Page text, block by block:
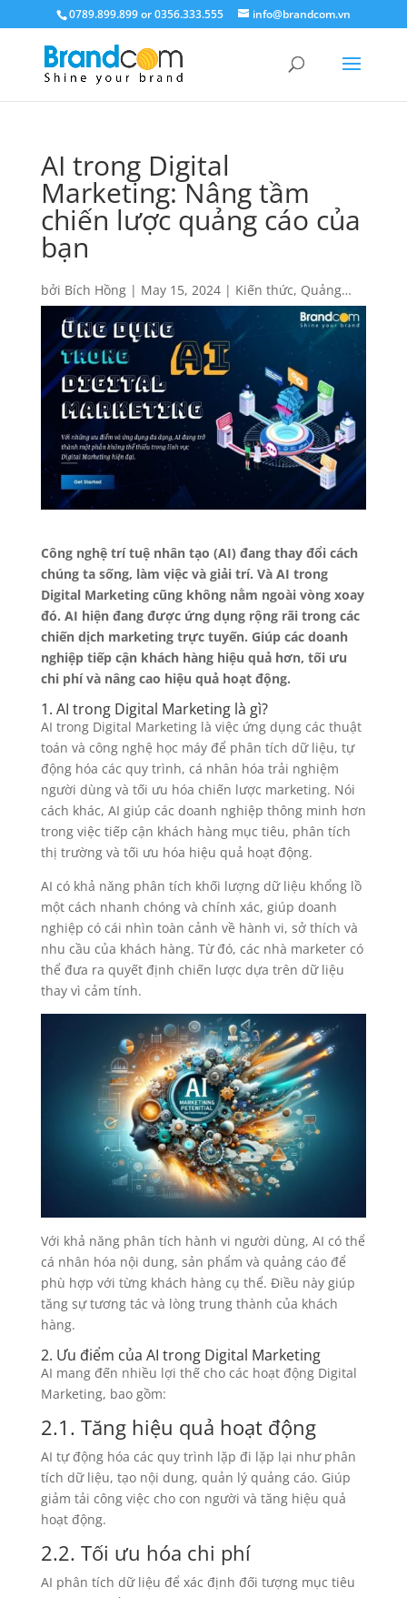
0789.899.899 or 0356.333.555 info@brandcom.vn
AI trong Digital
Marketing: Nâng tầm
chiến lược quảng cáo của
bạn
bởi Bích Hồng| May 15, 2024| Kiến thức, Quảng
cáo,Quảng cáo|0 Lời bình
Công nghệ trí tuệ nhân tạo (AI) đang thay đổi cách
chúng ta sống, làm việc và giải trí. Và AI trong
Digital Marketing cũng không nằm ngoài vòng xoay
đó. AI hiện đang được ứng dụng rộng rãi trong các
chiến dịch marketing trực tuyến. Giúp các doanh
nghiệp tiếp cận khách hàng hiệu quả hơn, tối ưu
chi phí và nâng cao hiệu quả hoạt động.
1. AI trong Digital Marketing là gì?
AI trong Digital Marketing là việc ứng dụng các thuật
toán và công nghệ học máy để phân tích dữ liệu, tự
động hóa các quy trình, cá nhân hóa trải nghiệm
người dùng và tối ưu hóa chiến lược marketing. Nói
cách khác, AI giúp các doanh nghiệp thông minh hơn
trong việc tiếp cận khách hàng mục tiêu, phân tích
thị trường và tối ưu hóa hiệu quả hoạt động.
AI có khả năng phân tích khối lượng dữ liệu khổng lồ
một cách nhanh chóng và chính xác, giúp doanh
nghiệp có cái nhìn toàn cảnh về hành vi, sở thích và
nhu cầu của khách hàng. Từ đó, các nhà marketer có
thể đưa ra quyết định chiến lược dựa trên dữ liệu
thay vì cảm tính.
Với khả năng phân tích hành vi người dùng, AI có thể
cá nhân hóa nội dung, sản phẩm và quảng cáo để
phù hợp với từng khách hàng cụ thể. Điều này giúp
tăng sự tương tác và lòng trung thành của khách
hàng.
2. Ưu điểm của AI trong Digital Marketing
AI mang đến nhiều lợi thế cho các hoạt động Digital
Marketing, bao gồm:
2.1. Tăng hiệu quả hoạt động
AI tự động hóa các quy trình lặp đi lặp lại như phân
tích dữ liệu, tạo nội dung, quản lý quảng cáo. Giúp
giảm tải công việc cho con người và tăng hiệu quả
hoạt động.
2.2. Tối ưu hóa chi phí
AI phân tích dữ liệu để xác định đối tượng mục tiêu